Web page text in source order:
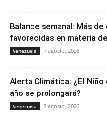
Balance semanal: Más
favorecidas en materia
Venezuela 7 agosto, 2026
Alerta Climática: ¿El Niño
año se prolongará?
Venezuela 7 agosto, 2026